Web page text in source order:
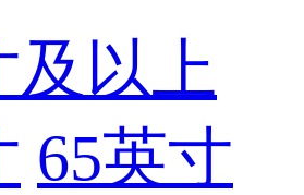
及以上
65英寸